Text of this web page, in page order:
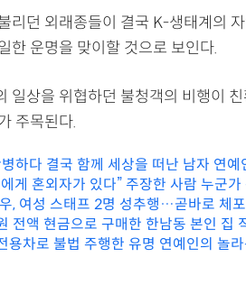
리던 외래종들이 결국 K-생태계의
한 운명을 맞이할 것으로 보인다.
일상을 위협하던 불청객의 비행이
주목된다.
하다 결국 함께 세상을 떠난 남자 연예
게 혼외자가 있다” 주장한 사람 누군
, 여성 스태프 2명 성추행…곧바로 체포
전액 현금으로 구매한 한남동 본인 집
용차로 불법 주행한 유명 연예인의 놀라